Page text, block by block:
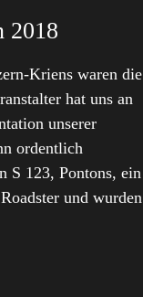
2018
Kriens waren die
hat uns an
unserer
ordentlich
S 123, Pontons, ein
und wurden